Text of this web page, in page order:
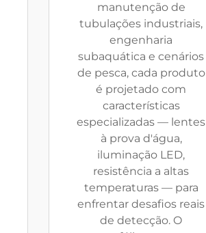
manutenção de
tubulações industriais,
engenharia
subaquática e cenários
de pesca, cada produto
é projetado com
características
especializadas — lentes
à prova d'água,
iluminação LED,
resistência a altas
temperaturas — para
enfrentar desafios reais
de detecção. O